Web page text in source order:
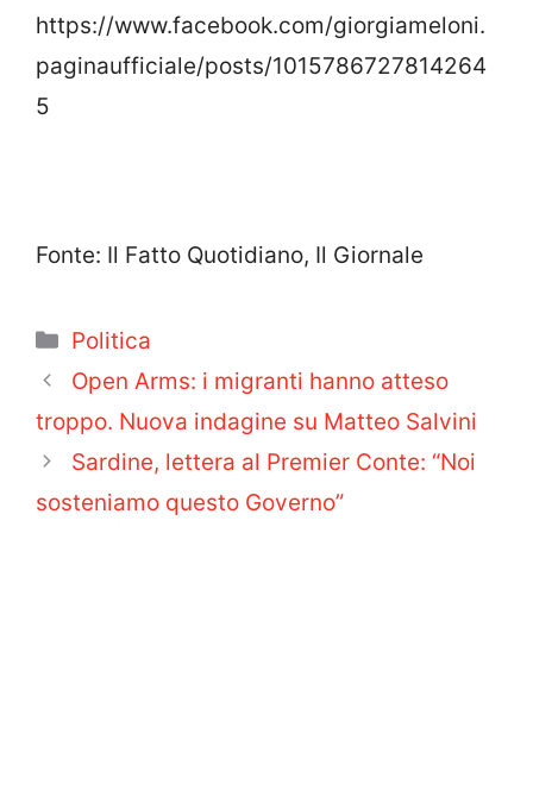
https://www.facebook.com/giorgiameloni.
paginaufficiale/posts/1015786727814264
5
Fonte: Il Fatto Quotidiano, Il Giornale
Categorie
Politica
Open Arms: i migranti hanno atteso
troppo. Nuova indagine su Matteo Salvini
Sardine, lettera al Premier Conte: “Noi
sosteniamo questo Governo”